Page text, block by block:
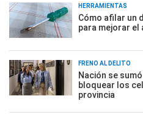
HERRAMIENTAS
Cómo afilar un
para mejorar
FRENO AL DELITO
Nación se
bloquear los
provincia